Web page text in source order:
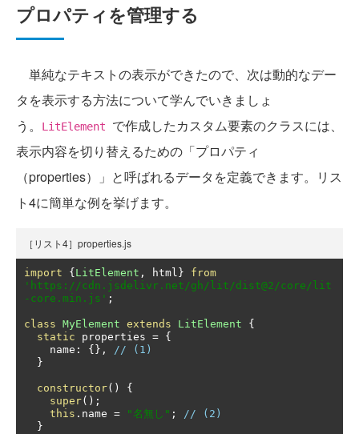
プロパティを管理する
単純なテキストの表示ができたので、次は動的なデー
タを表示する方法について学んでいきましょ
う。
LitElement で作成したカスタム要素のクラスには、
表示内容を切り替えるための「プロパティ
（properties）」と呼ばれるデータを定義できます。リス
ト4に簡単な例を挙げます。
［リスト4］properties.js
import { LitElement , html }
from
'https://cdn.jsdelivr.net/gh/lit/dist@2/core/lit
-core.min.js' ;
class MyElement extends LitElement
{
static properties = {
    name
: {},
// (1)
}
constructor()
{
super();
this . name = "名無し" ;
// (2)
}